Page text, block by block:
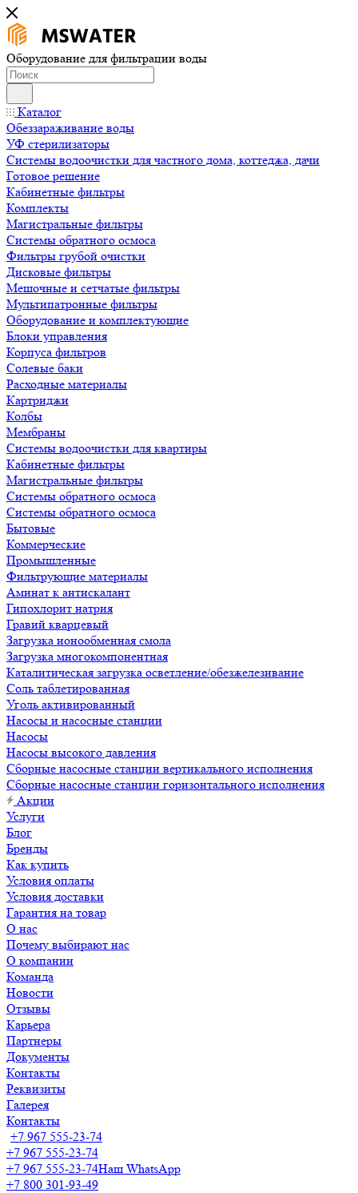
Оборудование для фильтрации воды
Каталог
Обеззараживание воды
УФ стерилизаторы
Системы водоочистки для частного дома, коттеджа, дачи
Готовое решение
Кабинетные фильтры
Комплекты
Магистральные фильтры
Системы обратного осмоса
Фильтры грубой очистки
Дисковые фильтры
Мешочные и сетчатые фильтры
Мультипатронные фильтры
Оборудование и комплектующие
Блоки управления
Корпуса фильтров
Солевые баки
Расходные материалы
Картриджи
Колбы
Мембраны
Системы водоочистки для квартиры
Кабинетные фильтры
Магистральные фильтры
Системы обратного осмоса
Системы обратного осмоса
Бытовые
Коммерческие
Промышленные
Фильтрующие материалы
Аминат к антискалант
Гипохлорит натрия
Гравий кварцевый
Загрузка ионообменная смола
Загрузка многокомпонентная
Каталитическая загрузка осветление/обезжелезивание
Соль таблетированная
Уголь активированный
Насосы и насосные станции
Насосы
Насосы высокого давления
Сборные насосные станции вертикального исполнения
Сборные насосные станции горизонтального исполнения
Акции
Услуги
Блог
Бренды
Как купить
Условия оплаты
Условия доставки
Гарантия на товар
О нас
Почему выбирают нас
О компании
Команда
Новости
Отзывы
Карьера
Партнеры
Документы
Контакты
Реквизиты
Галерея
Контакты
+7 967 555-23-74
+7 967 555-23-74
+7 967 555-23-74Наш WhatsApp
+7 800 301-93-49